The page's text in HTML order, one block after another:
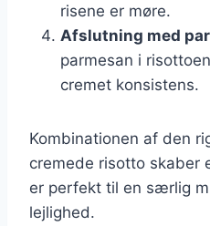
risene er møre.
Afslutning med
parmesan i
cremet konsistens.
Kombinationen af den
cremede risotto skaber
er perfekt til en særlig
lejlighed.